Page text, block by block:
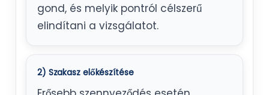
gond, és melyik pontról célszerű
elindítani a vizsgálatot.
2) Szakasz előkészítése